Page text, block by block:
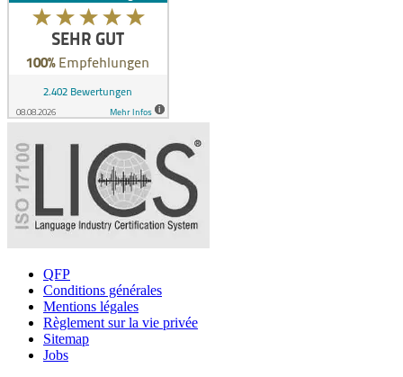
QFP
Conditions générales
Mentions légales
Règlement sur la vie privée
Sitemap
Jobs